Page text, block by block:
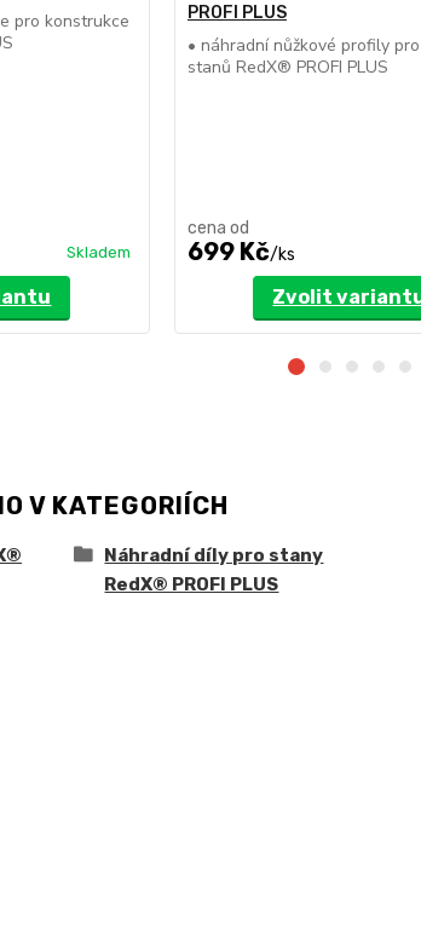
pro konstrukce
Skladem
PROFI PLUS
• náhradní nůžkové profily
stanů RedX® PROFI PLUS
cena od
699 Kč/ks
Zvolit
V KATEGORIÍCH
Náhradní díly pro stany
RedX® PROFI PLUS